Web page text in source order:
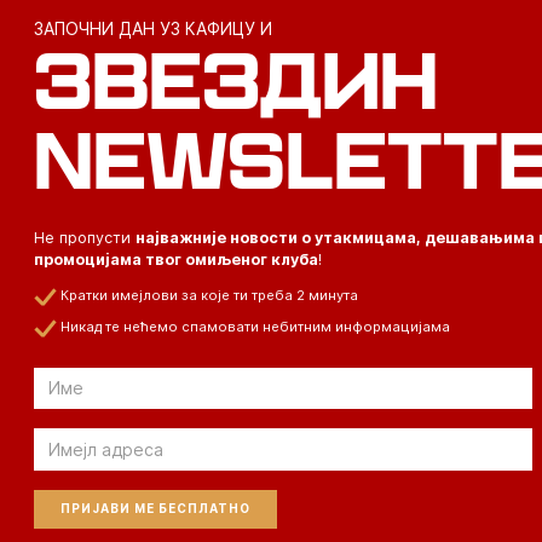
ЗАПОЧНИ ДАН УЗ КАФИЦУ И
ЗВЕЗДИН
Не пропусти најважније новости о утакмицама, дешавањима
промоцијама твог омиљеног клуба!
Кратки имејлови за које ти треба 2 минута
Никад те нећемо спамовати небитним информацијама
Email
Email